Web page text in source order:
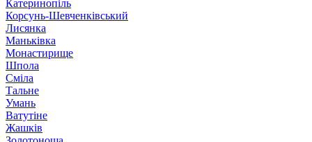
Катеринопіль
Корсунь-Шевченківський
Лисянка
Маньківка
Монастирище
Шпола
Сміла
Тальне
Умань
Ватутіне
Жашків